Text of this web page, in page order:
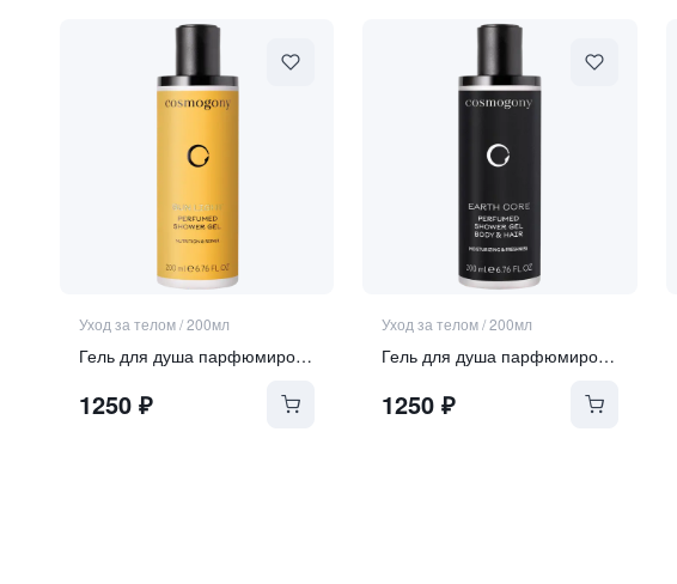
Уход за телом/200мл
Гель для душа парфюмированный для тела и волос
1250₽
Уход за телом/200мл
Гель для душа парфюмированный для тела и волос
1250 ₽